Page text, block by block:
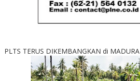
PLTS TERUS DIKEMBANGKAN di MADURA